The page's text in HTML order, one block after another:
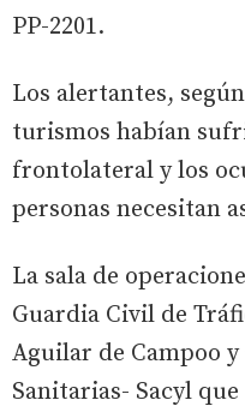
PP-2201.
Los alertantes,
turismos habían
frontolateral y los
personas necesitan
La sala de
Guardia Civil de
Aguilar de Campoo y
Sanitarias- Sacyl